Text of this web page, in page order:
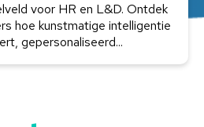
voor HR en L&D. Ontdek
hoe kunstmatige intelligentie
gepersonaliseerd...